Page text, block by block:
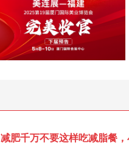
减肥千万不要这样吃减脂餐，